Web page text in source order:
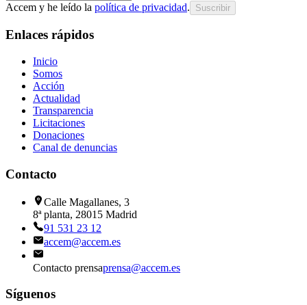
Accem y he leído la política de privacidad. Suscribir
Enlaces rápidos
Inicio
Somos
Acción
Actualidad
Transparencia
Licitaciones
Donaciones
Canal de denuncias
Contacto
Calle Magallanes, 3
8ª planta, 28015 Madrid
91 531 23 12
accem@accem.es
Contacto prensaprensa@accem.es
Síguenos